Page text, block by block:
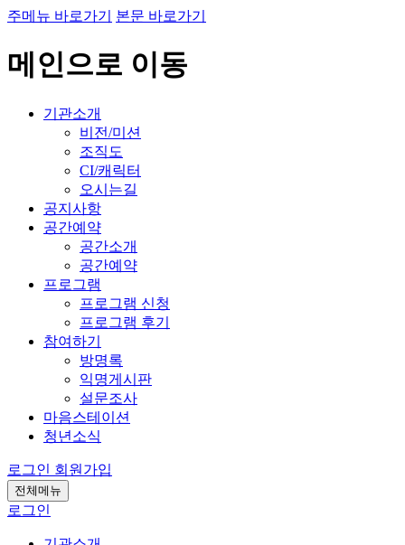
주메뉴 바로가기 본문 바로가기
메인으로 이동
기관소개
비전/미션
조직도
CI/캐릭터
오시는길
공지사항
공간예약
공간소개
공간예약
프로그램
프로그램 신청
프로그램 후기
참여하기
방명록
익명게시판
설문조사
마음스테이션
청년소식
로그인 회원가입
전체메뉴
로그인